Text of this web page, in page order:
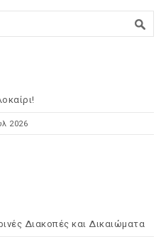
2026
Διακοπές και Δικαιώματα